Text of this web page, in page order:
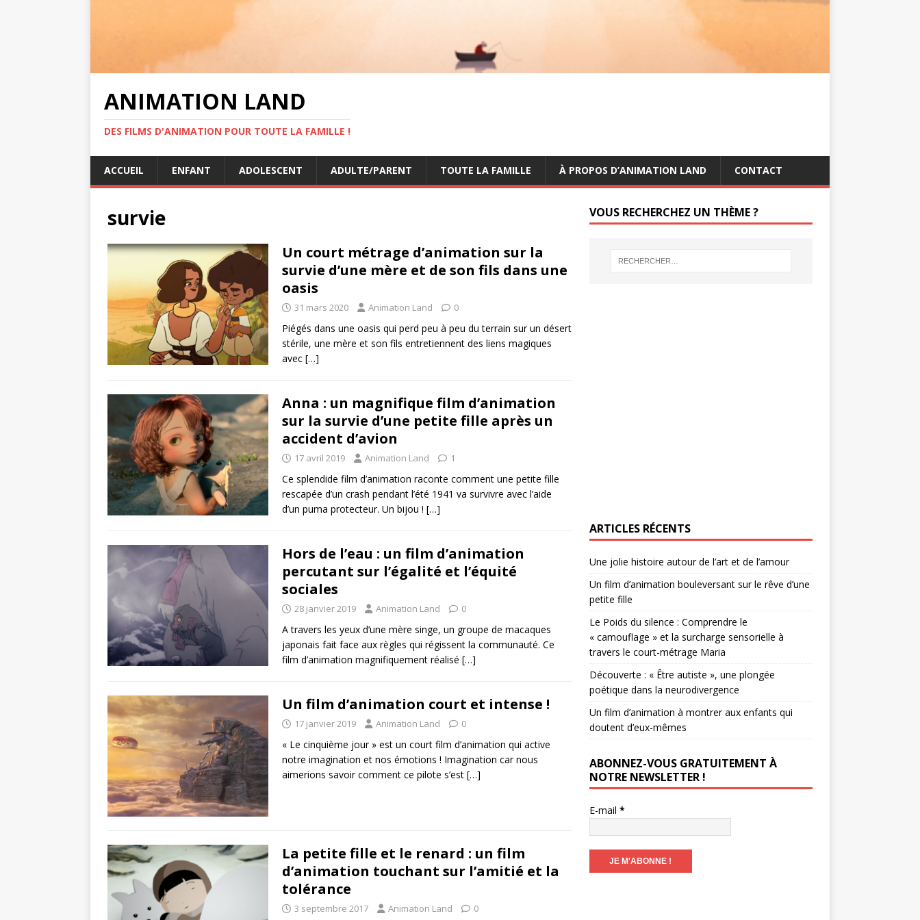
ANIMATION LAND
DES FILMS D'ANIMATION POUR TOUTE LA FAMILLE !
ACCUEIL ENFANT ADOLESCENT ADULTE/PARENT TOUTE LA FAMILLE À PROPOS D’ANIMATION LAND CONTACT
survie
Un court métrage d’animation sur la
survie d’une mère et de son fils dans une
oasis
31 mars 2020 Animation Land 0
Piégés dans une oasis qui perd peu à peu du terrain sur un désert
stérile, une mère et son fils entretiennent des liens magiques
avec […]
Anna : un magnifique film d’animation
sur la survie d’une petite fille après un
accident d’avion
17 avril 2019 Animation Land 1
Ce splendide film d’animation raconte comment une petite fille
rescapée d’un crash pendant l’été 1941 va survivre avec l’aide
d’un puma protecteur. Un bijou ! […]
Hors de l’eau : un film d’animation
percutant sur l’égalité et l’équité
sociales
28 janvier 2019 Animation Land 0
A travers les yeux d’une mère singe, un groupe de macaques
japonais fait face aux règles qui régissent la communauté. Ce
film d’animation magnifiquement réalisé […]
Un film d’animation court et intense !
17 janvier 2019 Animation Land 0
« Le cinquième jour » est un court film d’animation qui active
notre imagination et nos émotions ! Imagination car nous
aimerions savoir comment ce pilote s’est […]
La petite fille et le renard : un film
d’animation touchant sur l’amitié et la
tolérance
3 septembre 2017 Animation Land 0
VOUS RECHERCHEZ UN THÈME ?
ARTICLES RÉCENTS
Une jolie histoire autour de l’art et de l’amour
Un film d’animation bouleversant sur le rêve d’une
petite fille
Le Poids du silence : Comprendre le
« camouflage » et la surcharge sensorielle à
travers le court-métrage Maria
Découverte : « Être autiste », une plongée
poétique dans la neurodivergence
Un film d’animation à montrer aux enfants qui
doutent d’eux-mêmes
ABONNEZ-VOUS GRATUITEMENT À
NOTRE NEWSLETTER !
E-mail *